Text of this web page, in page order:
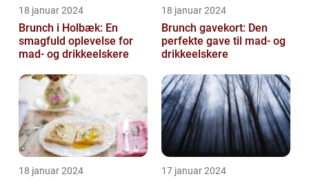
18 januar 2024
Brunch i Holbæk: En
smagfuld oplevelse for
mad- og drikkeelskere
18 januar 2024
Brunch gavekort: Den
perfekte gave til mad- og
drikkeelskere
18 januar 2024 17 januar 2024